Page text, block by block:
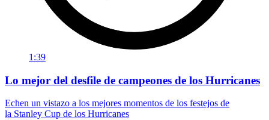
1:39
Lo mejor del desfile de campeones de los Hurricanes
Echen un vistazo a los mejores momentos de los festejos de
la Stanley Cup de los Hurricanes